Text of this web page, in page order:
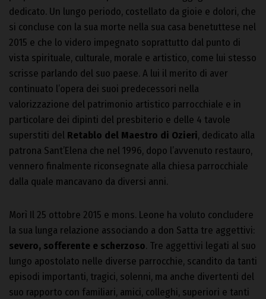
dedicato. Un lungo periodo, costellato da gioie e dolori, che
si concluse con la sua morte nella sua casa benetuttese nel
2015 e che lo videro impegnato soprattutto dal punto di
vista spirituale, culturale, morale e artistico, come lui stesso
scrisse parlando del suo paese. A lui il merito di aver
continuato l’opera dei suoi predecessori nella
valorizzazione del patrimonio artistico parrocchiale e in
particolare dei dipinti del presbiterio e delle 4 tavole
superstiti del Retablo del Maestro di Ozieri, dedicato alla
patrona Sant’Elena che nel 1996, dopo l’avvenuto restauro,
vennero finalmente riconsegnate alla chiesa parrocchiale
dalla quale mancavano da diversi anni.
Morì Il 25 ottobre 2015 e mons. Leone ha voluto concludere
la sua lunga relazione associando a don Satta tre aggettivi:
severo, sofferente e scherzoso. Tre aggettivi legati al suo
lungo apostolato nelle diverse parrocchie, scandito da tanti
episodi importanti, tragici, solenni, ma anche divertenti del
suo rapporto con familiari, amici, colleghi, superiori e tanti